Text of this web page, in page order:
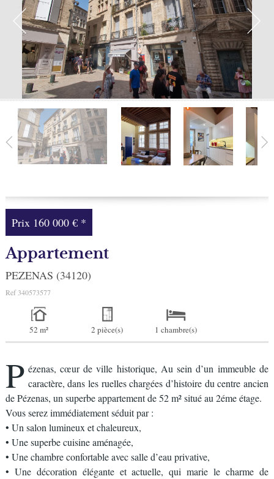
Facebook
Ma sélection 0
Prix160 000 € *
Appartement
PEZENAS (34120)
Ref 340573577
52 m² 2 pièce(s) 1 chambre(s)
P ézenas, cœur de ville historique, Au sein d’un immeuble de
caractère, dans les ruelles chargées d’histoire du centre ancien
de Pézenas, un superbe appartement de 52 m² situé au 2éme étage.
Vous serez immédiatement séduit par :
• Un salon lumineux et chaleureux,
• Une superbe cuisine aménagée,
• Une chambre confortable avec salle d’eau privative,
• Une décoration élégante et actuelle, qui marie le charme de